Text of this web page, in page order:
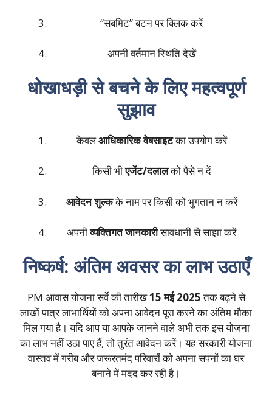
“सबमिट” बटन पर क्लिक करें
अपनी वर्तमान स्थिति देखें
धोखाधड़ी से बचने के लिए महत्वपूर्ण
सुझाव
केवलआधिकारिक वेबसाइटका उपयोग करें
किसी भीएजेंट/दलालको पैसे न दें
आवेदन शुल्कके नाम पर किसी को भुगतान न करें
अपनीव्यक्तिगत जानकारीसावधानी से साझा करें
निष्कर्ष: अंतिम अवसर का लाभ उठाएँ
PM आवास योजना सर्वे की तारीख15 मई 2025तक बढ़ने से
लाखों पात्र लाभार्थियों को अपना आवेदन पूरा करने का अंतिम मौका
मिल गया है। यदि आप या आपके जानने वाले अभी तक इस योजना
का लाभ नहीं उठा पाए हैं, तो तुरंत आवेदन करें। यह सरकारी योजना
वास्तव में गरीब और जरूरतमंद परिवारों को अपना सपनों का घर
बनाने में मदद कर रही है।